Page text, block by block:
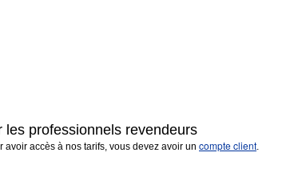
professionnels revendeurs
avoir accès à nos tarifs, vous devez avoir un compte client.